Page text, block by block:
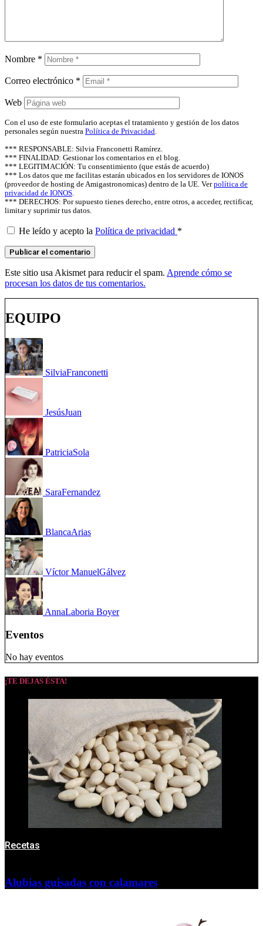
Nombre *
Correo electrónico *
Web
Con el uso de este formulario aceptas el tratamiento y gestión de los datos
personales según nuestra Política de Privacidad.
*** RESPONSABLE: Silvia Franconetti Ramírez.
*** FINALIDAD: Gestionar los comentarios en el blog.
*** LEGITIMACIÓN: Tu consentimiento (que estás de acuerdo)
*** Los datos que me facilitas estarán ubicados en los servidores de IONOS
(proveedor de hosting de Amigastronomicas) dentro de la UE. Verpolítica de
privacidad de IONOS.
*** DERECHOS: Por supuesto tienes derecho, entre otros, a acceder, rectificar,
limitar y suprimir tus datos.
He leído y acepto la Política de privacidad *
Este sitio usa Akismet para reducir el spam. Aprende cómo se
procesan los datos de tus comentarios.
EQUIPO
SilviaFranconetti
JesúsJuan
PatriciaSola
SaraFernandez
BlancaArias
Víctor ManuelGálvez
AnnaLaboria Boyer
Eventos
No hay eventos
¡TE DEJAS ÉSTA!
Recetas
Alubias guisadas con calamares